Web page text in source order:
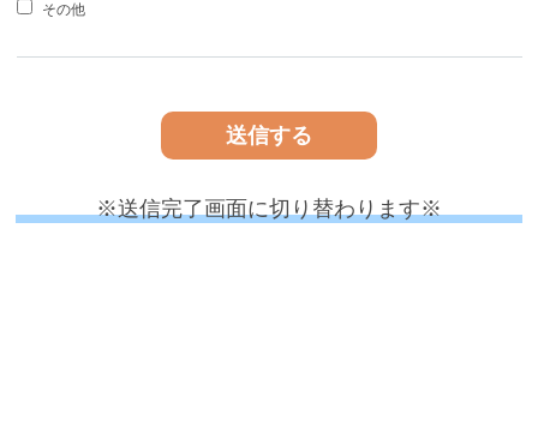
その他
※送信完了画面に切り替わります※